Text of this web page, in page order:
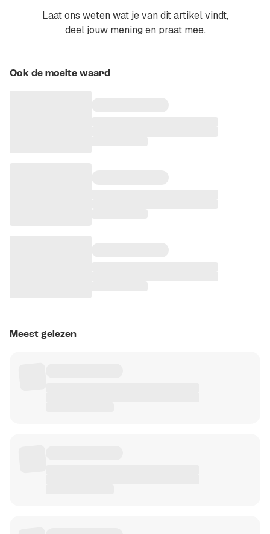
Laat ons weten wat je van dit artikel vindt,
deel jouw mening en praat mee.
Ook de moeite waard
Meest gelezen